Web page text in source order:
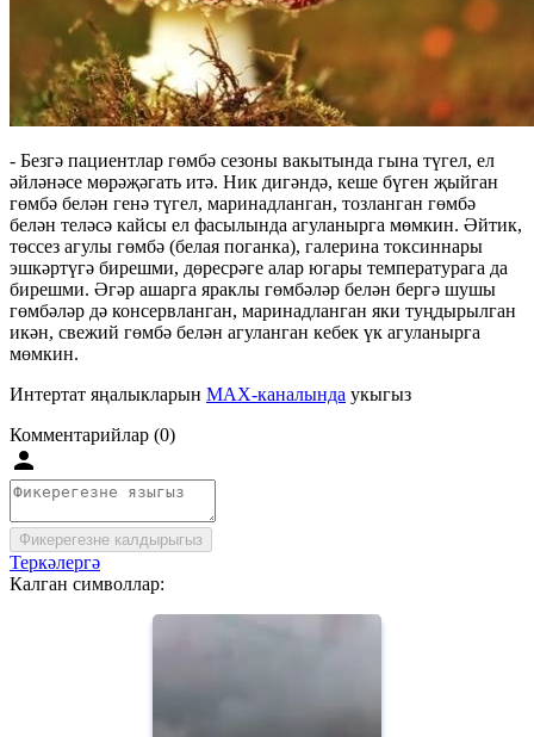
- Безгә пациентлар гөмбә сезоны вакытында гына түгел, ел
әйләнәсе мөрәҗәгать итә. Ник дигәндә, кеше бүген җыйган
гөмбә белән генә түгел, маринадланган, тозланган гөмбә
белән теләсә кайсы ел фасылында агуланырга мөмкин. Әйтик,
төссез агулы гөмбә (белая поганка), галерина токсиннары
эшкәртүгә бирешми, дөресрәге алар югары температурага да
бирешми. Әгәр ашарга яраклы гөмбәләр белән бергә шушы
гөмбәләр дә консервланган, маринадланган яки туңдырылган
икән, свежий гөмбә белән агуланган кебек үк агуланырга
мөмкин.
Интертат яңалыкларын MAX-каналында укыгыз
Комментарийлар (0)
Фикерегезне калдырыгыз
Теркәлергә
Калган символлар: